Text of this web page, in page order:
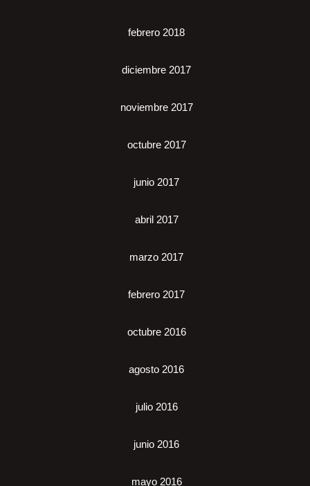
febrero 2018
diciembre 2017
noviembre 2017
octubre 2017
junio 2017
abril 2017
marzo 2017
febrero 2017
octubre 2016
agosto 2016
julio 2016
junio 2016
mayo 2016